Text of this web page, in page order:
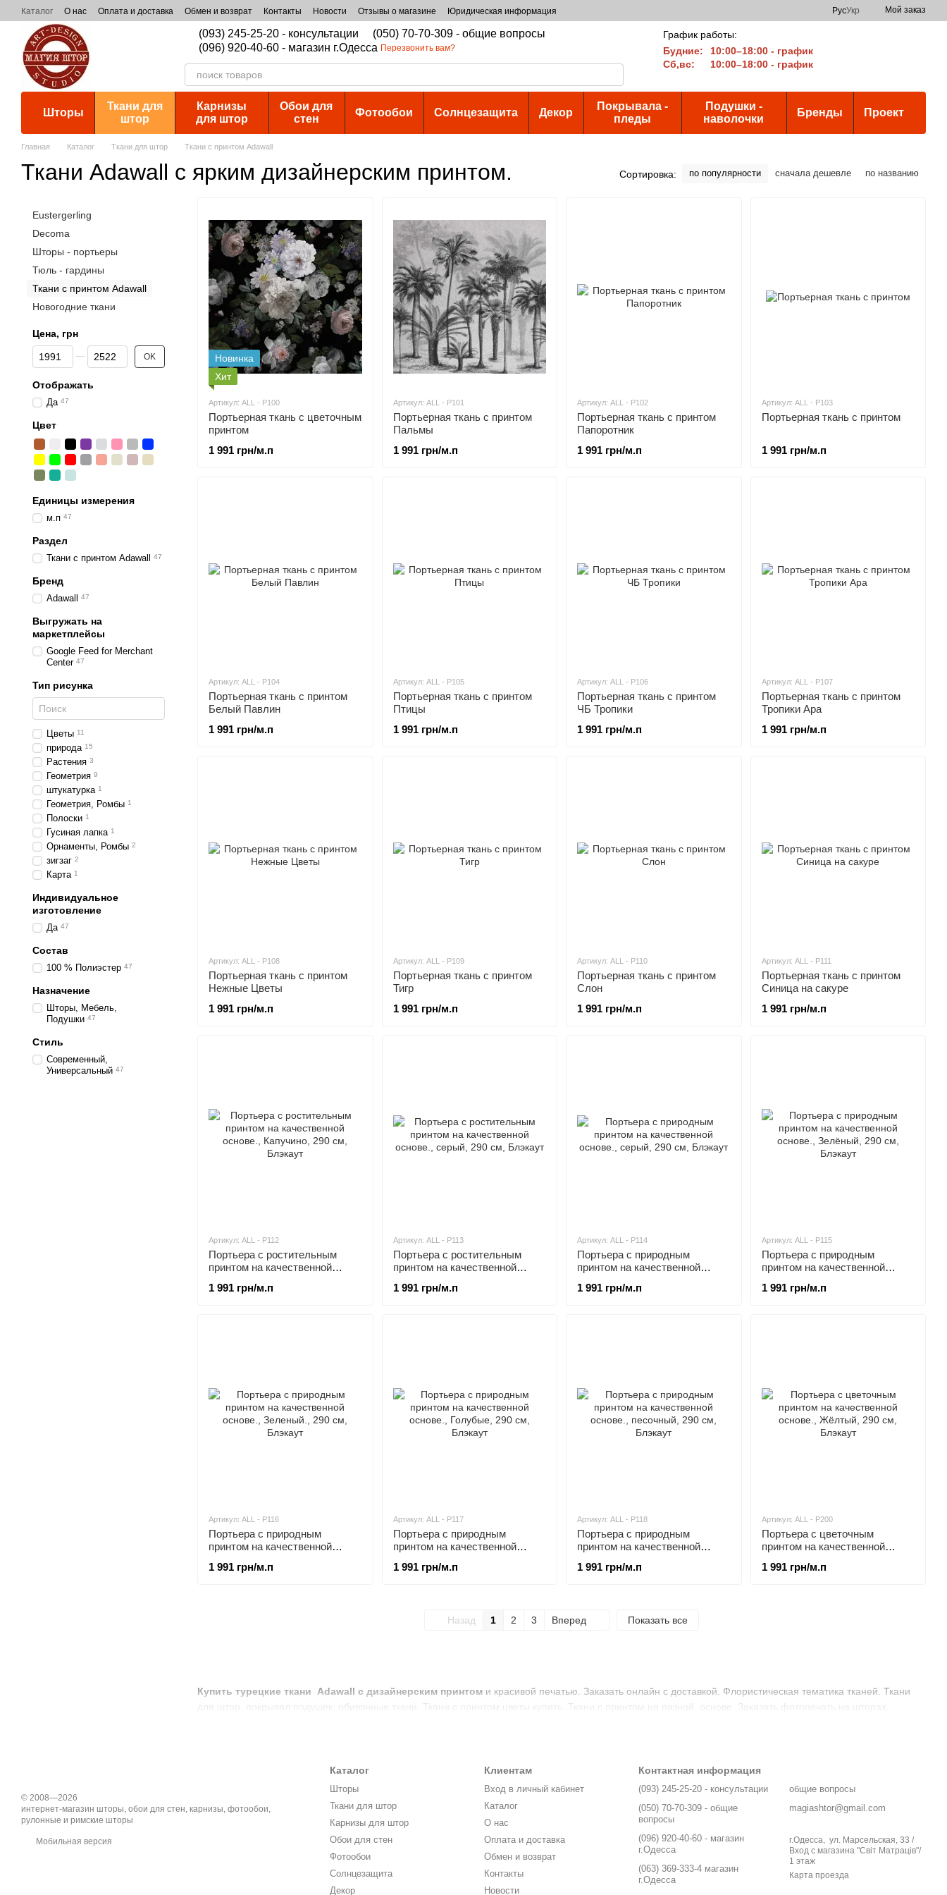
Перейти к основному контенту
Каталог О нас Оплата и доставка Обмен и возврат Контакты Новости Отзывы о магазине Юридическая информация РусУкр Мой заказ
(093) 245-25-20 - консультации
(050) 70-70-309 - общие вопросы
(096) 920-40-60 - магазин г.Одесса Перезвонить вам?
График работы:
Будние:
10:00–18:00 - график
Сб,вс:
10:00–18:00 - график
Шторы
Ткани для
штор
Карнизы
для штор
Обои для
стен
Фотообои Солнцезащита Декор
Покрывала -
пледы
Подушки -
наволочки
Бренды Проект
Главная Каталог Ткани для штор Ткани с принтом Adawall
Ткани Adawall с ярким дизайнерским принтом. Сортировка: по популярности сначала дешевле по названию
Купить турецкие ткани Adawall с дизайнерским принтом и красивой печатью. Заказать онлайн с доставкой. Флористическая тематика тканей. Ткани
для штор, покрывал подушек, обивочные ткани. Ткани с принтом цветы купить. Ткани с принтом на разной основе. Заказать фотопечать на шторах.
Новинка
Хит
Артикул: ALL - P100
Портьерная ткань c цветочным
принтом
1 991 грн/м.п
Артикул: ALL - P101
Портьерная ткань c принтом
Пальмы
1 991 грн/м.п
Артикул: ALL - P102
Портьерная ткань c принтом
Папоротник
1 991 грн/м.п
Артикул: ALL - P103
Портьерная ткань c принтом
1 991 грн/м.п
Артикул: ALL - P104
Портьерная ткань c принтом
Белый Павлин
1 991 грн/м.п
Артикул: ALL - P105
Портьерная ткань c принтом
Птицы
1 991 грн/м.п
Артикул: ALL - P106
Портьерная ткань c принтом
ЧБ Тропики
1 991 грн/м.п
Артикул: ALL - P107
Портьерная ткань c принтом
Тропики Ара
1 991 грн/м.п
Артикул: ALL - P108
Портьерная ткань c принтом
Нежные Цветы
1 991 грн/м.п
Артикул: ALL - P109
Портьерная ткань c принтом
Тигр
1 991 грн/м.п
Артикул: ALL - P110
Портьерная ткань c принтом
Слон
1 991 грн/м.п
Артикул: ALL - P111
Портьерная ткань c принтом
Синица на сакуре
1 991 грн/м.п
Артикул: ALL - P112
Портьера с ростительным
принтом на качественной
1 991 грн/м.п
Артикул: ALL - P113
Портьера с ростительным
принтом на качественной
1 991 грн/м.п
Артикул: ALL - P114
Портьера с природным
принтом на качественной
1 991 грн/м.п
Артикул: ALL - P115
Портьера с природным
принтом на качественной
1 991 грн/м.п
Артикул: ALL - P116
Портьера с природным
принтом на качественной
1 991 грн/м.п
Артикул: ALL - P117
Портьера с природным
принтом на качественной
1 991 грн/м.п
Артикул: ALL - P118
Портьера с природным
принтом на качественной
1 991 грн/м.п
Артикул: ALL - P200
Портьера с цветочным
принтом на качественной
1 991 грн/м.п
Назад 1 2 3 Вперед Показать все
Eustergerling
Decoma
Шторы - портьеры
Тюль - гардины
Ткани с принтом Adawall
Новогодние ткани
Цена, грн
От Цена, грн
До Цена, грн OK
Отображать
Да 47
Цвет
Единицы измерения
м.п 47
Раздел
Ткани с принтом Adawall 47
Бренд
Adawall 47
Выгружать на
маркетплейсы
Google Feed for Merchant
Center 47
Тип рисунка
Цветы 11
природа 15
Растения 3
Геометрия 9
штукатурка 1
Геометрия, Ромбы 1
Полоски 1
Гусиная лапка 1
Орнаменты, Ромбы 2
зигзаг 2
Карта 1
Индивидуальное
изготовление
Да 47
Состав
100 % Полиэстер 47
Назначение
Шторы, Мебель,
Подушки 47
Стиль
Современный,
Универсальный 47
© 2008—2026
интернет-магазин шторы, обои для стен, карнизы, фотообои,
рулонные и римские шторы
Мобильная версия
Каталог
Шторы
Ткани для штор
Карнизы для штор
Обои для стен
Фотообои
Солнцезащита
Декор
Клиентам
Вход в личный кабинет
Каталог
О нас
Оплата и доставка
Обмен и возврат
Контакты
Новости
Контактная информация
(093) 245-25-20 - консультации
(050) 70-70-309 - общие
вопросы
(096) 920-40-60 - магазин
г.Одесса
(063) 369-333-4 магазин
г.Одесса
общие вопросы
magiashtor@gmail.com
г.Одесса, ул. Марсельская, 33 /
Вход с магазина "Світ Матраців"/
1 этаж
Карта проезда